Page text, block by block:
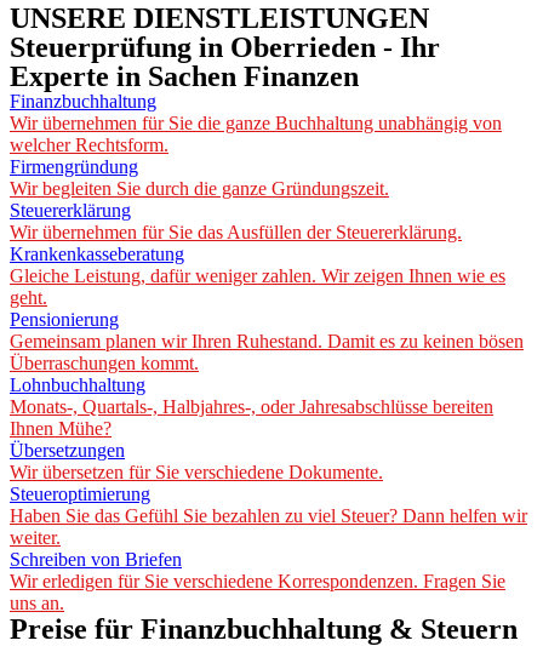
UNSERE DIENSTLEISTUNGEN
Steuerprüfung in Oberrieden - Ihr
Experte in Sachen Finanzen
Finanzbuchhaltung
Wir übernehmen für Sie die ganze Buchhaltung unabhängig von
welcher Rechtsform.
Firmengründung
Wir begleiten Sie durch die ganze Gründungszeit.
Steuererklärung
Wir übernehmen für Sie das Ausfüllen der Steuererklärung.
Krankenkasseberatung
Gleiche Leistung, dafür weniger zahlen. Wir zeigen Ihnen wie es
geht.
Pensionierung
Gemeinsam planen wir Ihren Ruhestand. Damit es zu keinen bösen
Überraschungen kommt.
Lohnbuchhaltung
Monats-, Quartals-, Halbjahres-, oder Jahresabschlüsse bereiten
Ihnen Mühe?
Übersetzungen
Wir übersetzen für Sie verschiedene Dokumente.
Steueroptimierung
Haben Sie das Gefühl Sie bezahlen zu viel Steuer? Dann helfen wir
weiter.
Schreiben von Briefen
Wir erledigen für Sie verschiedene Korrespondenzen. Fragen Sie
uns an.
Preise für Finanzbuchhaltung & Steuern